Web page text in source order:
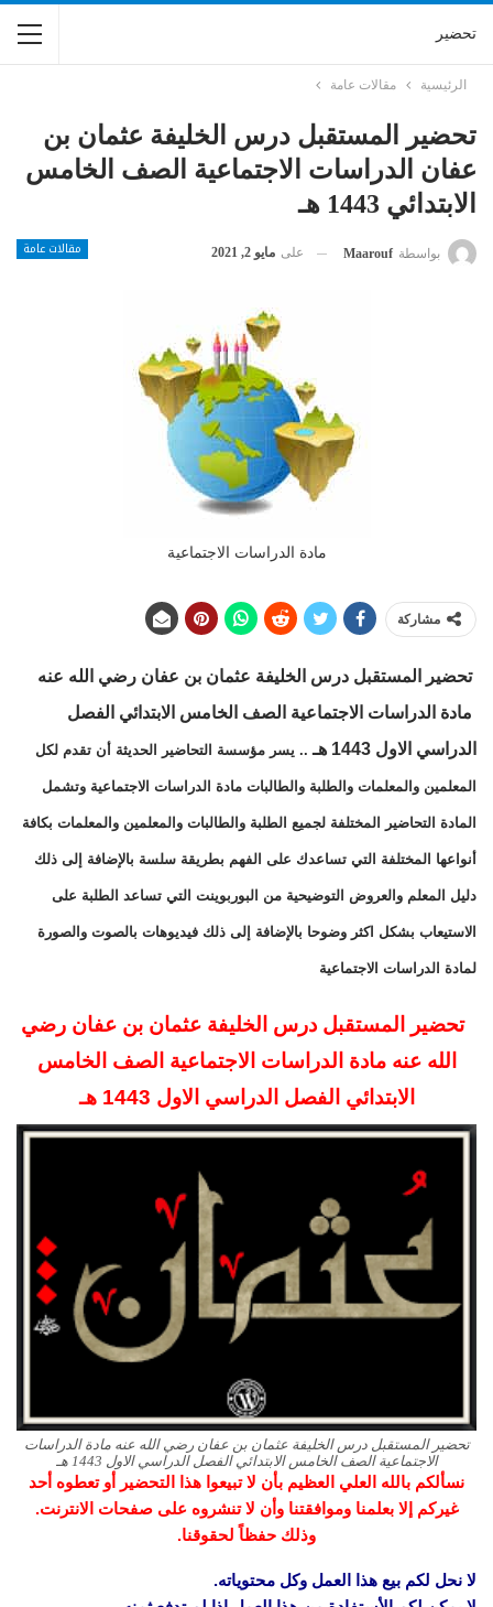
تحضير
الرئيسية مقالات عامة
تحضير المستقبل درس الخليفة عثمان بن
عفان الدراسات الاجتماعية الصف الخامس
الابتدائي 1443 هـ
مقالات عامة بواسطة Maarouf على مايو 2, 2021
مادة الدراسات الاجتماعية
مشاركة
تحضير المستقبل درس الخليفة عثمان بن عفان رضي الله عنه
مادة الدراسات الاجتماعية الصف الخامس الابتدائي الفصل
الدراسي الاول 1443 هـ
.. يسر مؤسسة التحاضير الحديثة أن تقدم لكل
المعلمين والمعلمات والطلبة والطالبات مادة الدراسات الاجتماعية وتشمل
المادة التحاضير المختلفة لجميع الطلبة والطالبات والمعلمين والمعلمات بكافة
أنواعها المختلفة التي تساعدك على الفهم بطريقة سلسة بالإضافة إلى ذلك
دليل المعلم والعروض التوضيحية من البوربوينت التي تساعد الطلبة على
الاستيعاب بشكل اكثر وضوحا بالإضافة إلى ذلك فيديوهات بالصوت والصورة
لمادة الدراسات الاجتماعية
تحضير المستقبل درس الخليفة عثمان بن عفان رضي
الله عنه مادة الدراسات الاجتماعية الصف الخامس
الابتدائي الفصل الدراسي الاول 1443 هـ
تحضير المستقبل درس الخليفة عثمان بن عفان رضي الله عنه مادة الدراسات
الاجتماعية الصف الخامس الابتدائي الفصل الدراسي الاول 1443 هـ
نسألكم بالله العلي العظيم بأن لا تبيعوا هذا التحضير أو تعطوه أحد
غيركم إلا بعلمنا وموافقتنا وأن لا تنشروه على صفحات الانترنت.
وذلك حفظاً لحقوقنا.
لا نحل لكم بيع هذا العمل وكل محتوياته.